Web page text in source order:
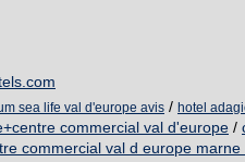
sea life val d'europe avis / hotel
commercial val d'europe /
commercial val d europe marne